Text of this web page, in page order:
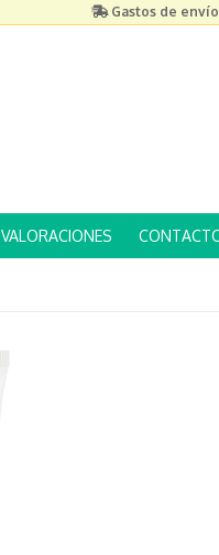
Gastos de
VALORACIONES